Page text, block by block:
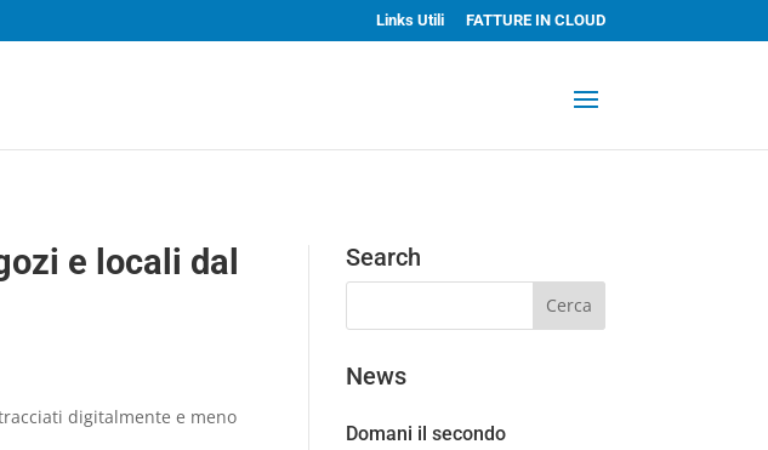
Links Utili FATTURE IN CLOUD
e locali dal
digitalmente e meno
Search
News
Domani il secondo